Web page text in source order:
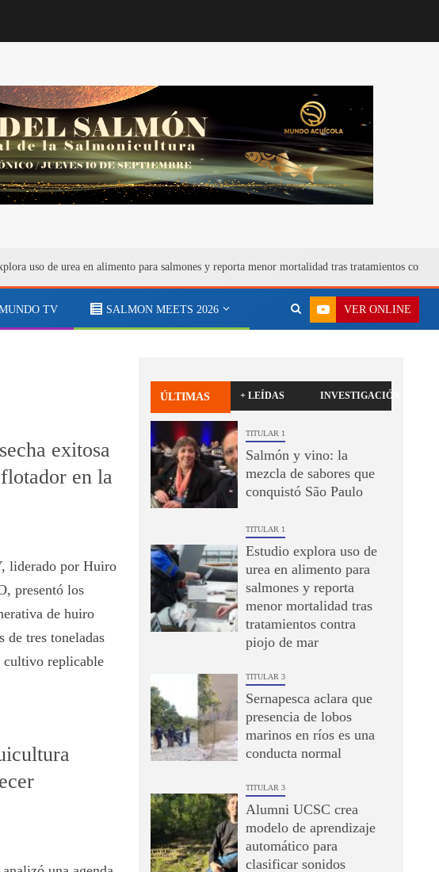
uso de urea en alimento para salmones y reporta menor mortalidad tras tratamientos
TV SALMON MEETS 2026 VER ONLINE
exitosa
en la
liderado por Huiro
presentó los
de huiro
de tres toneladas
cultivo replicable
ÚLTIMAS + LEÍDAS INVESTIGACIÓN
TITULAR 1
Salmón y vino: la
mezcla de sabores que
conquistó São Paulo
TITULAR 1
Estudio explora uso de
urea en alimento para
salmones y reporta
menor mortalidad tras
tratamientos contra
piojo de mar
TITULAR 3
Sernapesca aclara que
presencia de lobos
marinos en ríos es una
conducta normal
TITULAR 3
Alumni UCSC crea
modelo de aprendizaje
automático para
clasificar sonidos